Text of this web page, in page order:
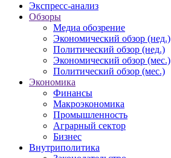
Экспресс-анализ
Обзоры
Медиа обозрение
Экономический обзор (нед.)
Политический обзор (нед.)
Экономический обзор (мес.)
Политический обзор (мес.)
Экономика
Финансы
Макроэкономика
Промышленность
Аграрный сектор
Бизнес
Внутриполитика